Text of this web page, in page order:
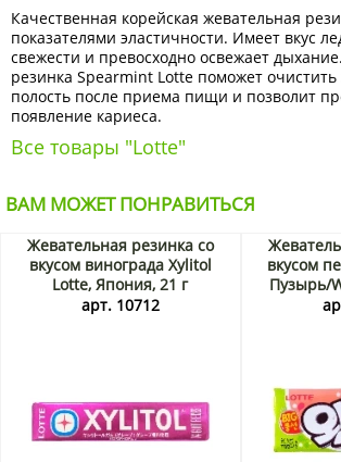
Качественная корейская жевательная
показателями эластичности. Имеет вкус
свежести и превосходно освежает
резинка Spearmint Lotte поможет
полость после приема пищи и позволит
появление кариеса.
Все товары "Lotte"
ВАМ МОЖЕТ ПОНРАВИТЬСЯ
Жевательная резинка со
вкусом винограда Xylitol
Lotte, Япония, 21 г
арт. 10712
вкусом
Пузырь/